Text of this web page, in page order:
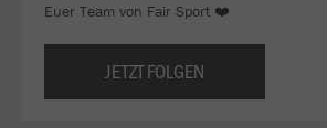
Euer Team von Fair Sport ❤️
JETZT FOLGEN